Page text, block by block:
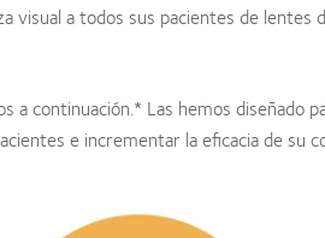
visual a todos sus pacientes de lentes
a continuación.* Las hemos diseñado
e incrementar la eficacia de su